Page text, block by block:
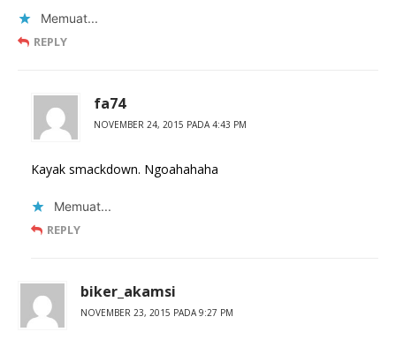
Memuat...
REPLY
fa74
NOVEMBER 24, 2015 PADA 4:43 PM
Kayak smackdown. Ngoahahaha
Memuat...
REPLY
biker_akamsi
NOVEMBER 23, 2015 PADA 9:27 PM